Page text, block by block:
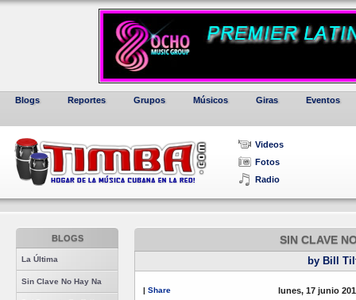
Blogs Reportes Grupos Músicos Giras Eventos
Videos
Fotos
Radio
BLOGS
La Última
Sin Clave No Hay Na
SIN CLAVE
by Bill
| Share lunes, 17 junio